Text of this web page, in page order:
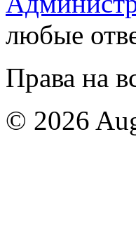
любые
Права на
© 2026